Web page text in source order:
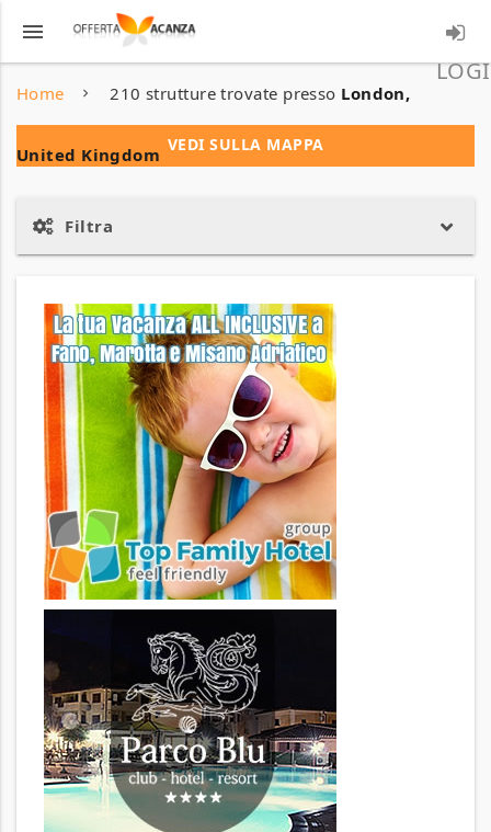
menu
Home 210 strutture trovate presso London,
United Kingdom VEDI SULLA MAPPA
Filtra